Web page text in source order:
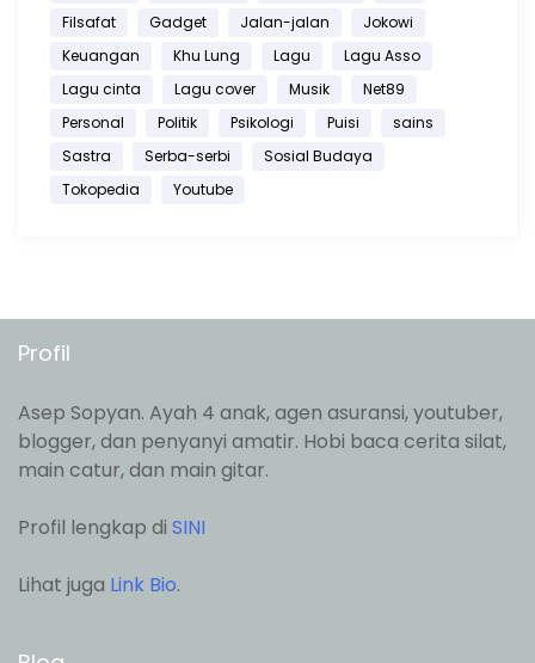
Filsafat
Gadget Jalan-jalan
Jokowi
Keuangan
Khu Lung Lagu
Lagu Asso
Lagu cinta
Lagu cover Musik
Net89
Personal
Politik Psikologi Puisi
sains
Sastra
Serba-serbi
Sosial Budaya
Tokopedia
Youtube
Profil
Asep Sopyan. Ayah 4 anak, agen asuransi, youtuber,
blogger, dan penyanyi amatir. Hobi baca cerita silat,
main catur, dan main gitar.
Profil lengkap di SINI
Lihat juga Link Bio.